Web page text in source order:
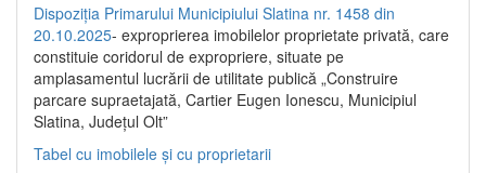
Dispoziția Primarului Municipiului Slatina nr. 1458 din
20.10.2025- exproprierea imobilelor proprietate privată, care
constituie coridorul de expropriere, situate pe
amplasamentul lucrării de utilitate publică „Construire
parcare supraetajată, Cartier Eugen Ionescu, Municipiul
Slatina, Județul Olt”
Tabel cu imobilele și cu proprietarii